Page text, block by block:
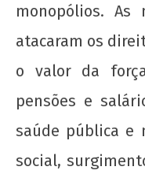
monopólios. As
atacaram os
o valor da
pensões e
saúde pública e
social,